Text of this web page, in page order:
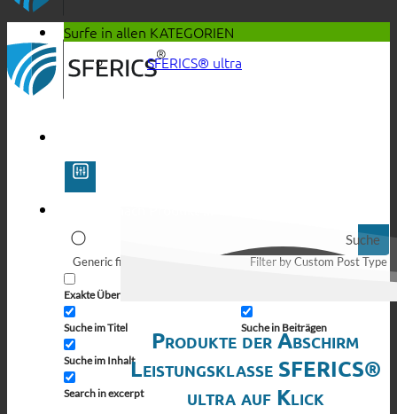
Suche
Generic filters
Exakte Übereinstimmung
Suche im Titel
Suche im Inhalt
Search in excerpt
Filter by Custom Post Type
Suche in Beiträgen
Surfe in allen KATEGORIEN
SFERICS® ultra
Produkte der Abschirm
Leistungsklasse SFERICS®
ultra auf Klick